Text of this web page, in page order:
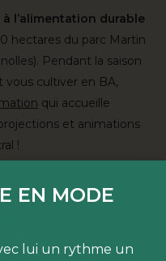
l’alimentation durable
hectares du parc Martin
Pendant la saison
vous cultiver en BA,
qui accueille
et animations
!
! Pendant l’hiver
:
EN MODE
lui un rythme un